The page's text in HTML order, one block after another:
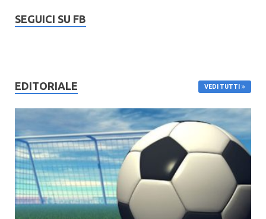
SEGUICI SU FB
EDITORIALE VEDI TUTTI